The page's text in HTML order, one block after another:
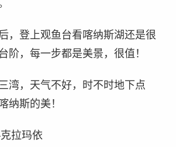
，登上观鱼台看喀纳斯湖还是很
阶，每一步都是美景，很值！
湾，天气不好，时不时地下点
纳斯的美！
拉玛依